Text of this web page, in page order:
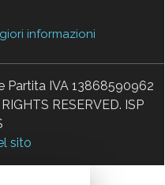
informazioni
Partita IVA 13868590962
RESERVED. ISP
sito